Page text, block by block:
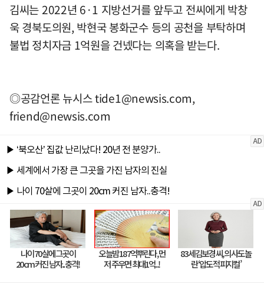
김씨는 2022년 6·1 지방선거를 앞두고 전씨에게 박창
욱 경북도의원, 박현국 봉화군수 등의 공천을 부탁하며
불법 정치자금 1억원을 건넸다는 의혹을 받는다.
◎공감언론 뉴시스tide1@newsis.com,
friend@newsis.com